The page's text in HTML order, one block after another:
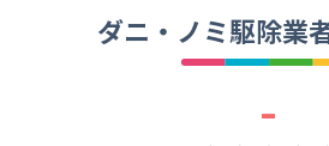
ダニ・ノミ駆除業
-